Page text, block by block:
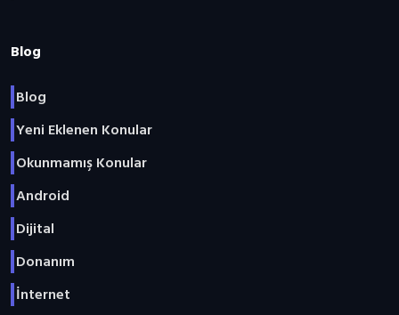
Blog
Blog
Yeni Eklenen Konular
Okunmamış Konular
Android
Dijital
Donanım
İnternet